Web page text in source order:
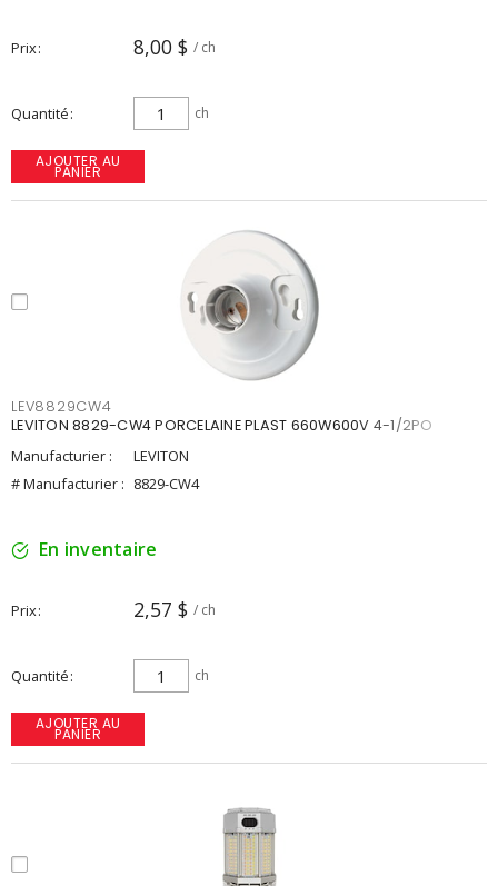
Prix 8,00 $ / ch
Quantité ch
AJOUTER AU
PANIER
LEV8829CW4
LEVITON 8829-CW4 PORCELAINE PLAST 660W600V 4-1/2PO
Manufacturier :
LEVITON
# Manufacturier : 8829-CW4
En inventaire
Prix 2,57 $ / ch
Quantité ch
AJOUTER AU
PANIER